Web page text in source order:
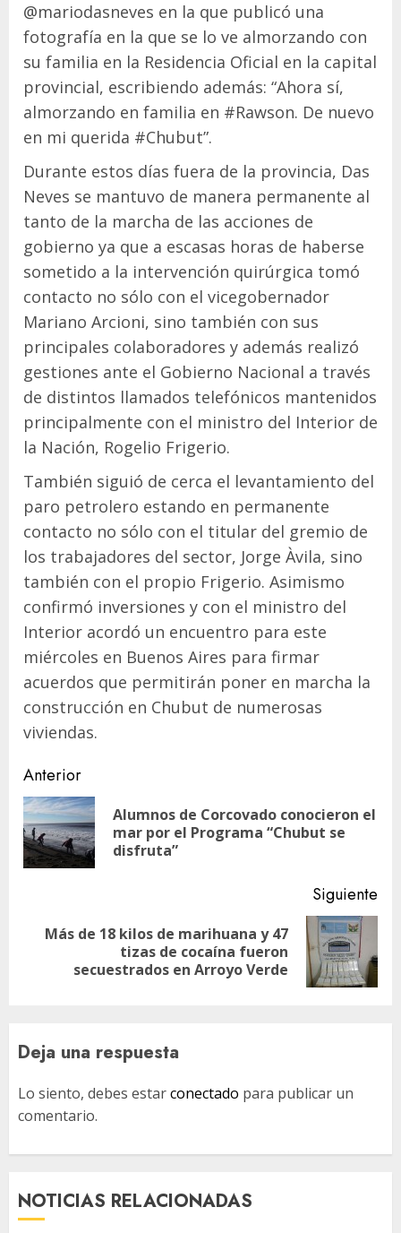
@mariodasneves en la que publicó una
fotografía en la que se lo ve almorzando con
su familia en la Residencia Oficial en la capital
provincial, escribiendo además: “Ahora sí,
almorzando en familia en #Rawson. De nuevo
en mi querida #Chubut”.
Durante estos días fuera de la provincia, Das
Neves se mantuvo de manera permanente al
tanto de la marcha de las acciones de
gobierno ya que a escasas horas de haberse
sometido a la intervención quirúrgica tomó
contacto no sólo con el vicegobernador
Mariano Arcioni, sino también con sus
principales colaboradores y además realizó
gestiones ante el Gobierno Nacional a través
de distintos llamados telefónicos mantenidos
principalmente con el ministro del Interior de
la Nación, Rogelio Frigerio.
También siguió de cerca el levantamiento del
paro petrolero estando en permanente
contacto no sólo con el titular del gremio de
los trabajadores del sector, Jorge Àvila, sino
también con el propio Frigerio. Asimismo
confirmó inversiones y con el ministro del
Interior acordó un encuentro para este
miércoles en Buenos Aires para firmar
acuerdos que permitirán poner en marcha la
construcción en Chubut de numerosas
viviendas.
Navegación
de
entradas
Anterior
Alumnos de Corcovado conocieron el
mar por el Programa “Chubut se
disfruta”
Siguiente
Siguiente
entrada:
Más de 18 kilos de marihuana y 47
tizas de cocaína fueron
secuestrados en Arroyo Verde
Deja una respuesta
Lo siento, debes estarconectado para publicar un
comentario.
NOTICIAS RELACIONADAS